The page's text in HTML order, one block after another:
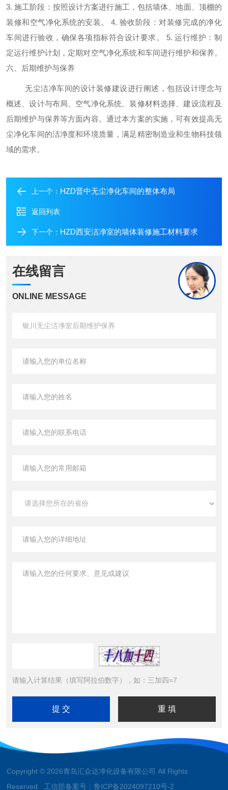
3. 施工阶段：按照设计方案进行施工，包括墙体、地面、顶棚的
装修和空气净化系统的安装。 4. 验收阶段：对装修完成的净化
车间进行验收，确保各项指标符合设计要求。 5. 运行维护：制
定运行维护计划，定期对空气净化系统和车间进行维护和保养。
六、后期维护与保养
无尘洁净车间的设计装修建设进行阐述，包括设计理念与
概述、设计与布局、空气净化系统、装修材料选择、建设流程及
后期维护与保养等方面内容。通过本方案的实施，可有效提高无
尘净化车间的洁净度和环境质量，满足精密制造业和生物科技领
域的需求。
上一个： HZD晋中无尘净化车间的整体布局
返回列表
下一个： HZD西安洁净室的墙体装修施工材料要求
在线留言
ONLINE MESSAGE
请输入计算结果（填写阿拉伯数字），如：三加四=7
Copyright © 2026青岛汇众达净化设备有限公司 All Rights
Reserved 工信部备案号：鲁ICP备2024097210号-2